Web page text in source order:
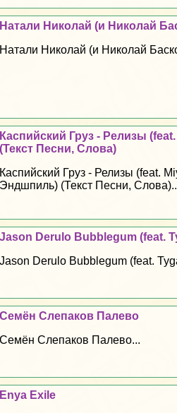
Натали Николай (и Николай
Натали Николай (и Николай
Каспийский Груз - Релизы
(Текст Песни, Слова)
Каспийский Груз - Релизы (feat.
Эндшпиль) (Текст Песни,
Jason Derulo Bubblegum (feat.
Jason Derulo Bubblegum (feat.
Семён Слепаков Палево
Семён Слепаков Палево...
Enya Exile